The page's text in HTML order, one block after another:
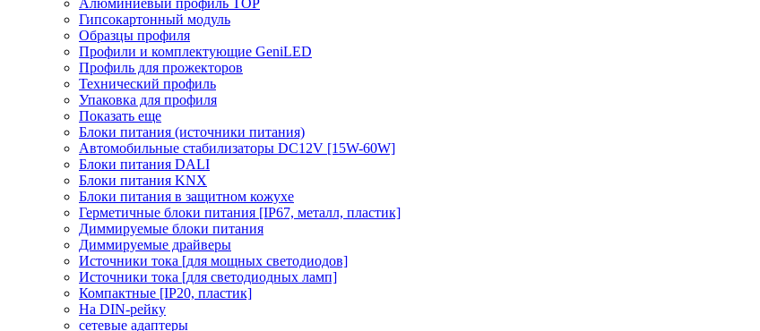
Алюминиевый профиль TOP
Гипсокартонный модуль
Образцы профиля
Профили и комплектующие GeniLED
Профиль для прожекторов
Технический профиль
Упаковка для профиля
Показать еще
Блоки питания (источники питания)
Автомобильные стабилизаторы DC12V [15W-60W]
Блоки питания DALI
Блоки питания KNX
Блоки питания в защитном кожухе
Герметичные блоки питания [IP67, металл, пластик]
Диммируемые блоки питания
Диммируемые драйверы
Источники тока [для мощных светодиодов]
Источники тока [для светодиодных ламп]
Компактные [IP20, пластик]
На DIN-рейку
сетевые адаптеры